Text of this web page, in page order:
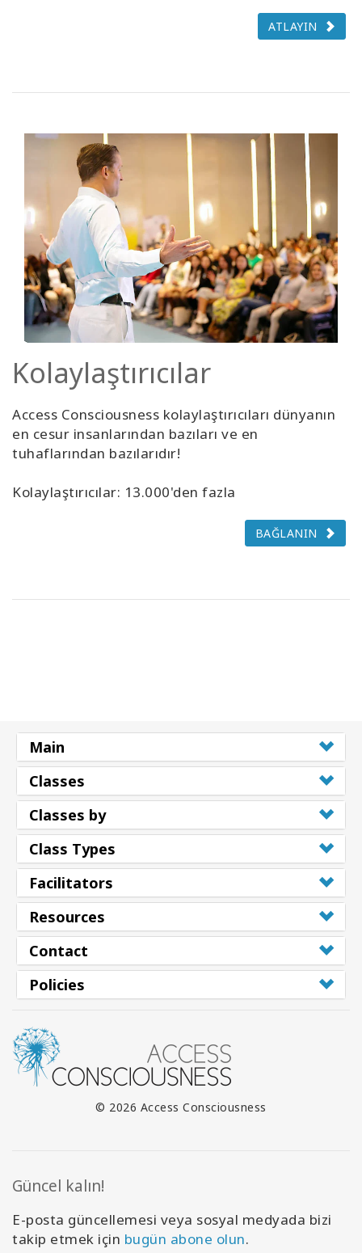
ATLAYIN
Kolaylaştırıcılar
Access Consciousness kolaylaştırıcıları dünyanın
en cesur insanlarından bazıları ve en
tuhaflarından bazılarıdır!
Kolaylaştırıcılar: 13.000'den fazla
BAĞLANIN
Main
Classes
Classes by
Class Types
Facilitators
Resources
Contact
Policies
© 2026 Access Consciousness
Güncel kalın!
E-posta güncellemesi veya sosyal medyada bizi
takip etmek için bugün abone olun.